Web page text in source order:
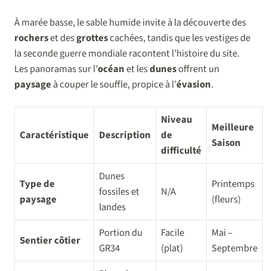
À marée basse, le sable humide invite à la découverte des
rocherset desgrottescachées, tandis que les vestiges de
la seconde guerre mondiale racontent l’histoire du site.
Les panoramas sur l’océanet lesdunesoffrent un
paysage à couper le souffle, propice à l’évasion.
Caractéristique Description
Niveau
de
difficulté
Meilleure
Saison
Type de
paysage
Dunes
fossiles et
landes
N/A
Printemps
(fleurs)
Sentier côtier
Portion du
GR34
Facile
(plat)
Mai –
Septembre